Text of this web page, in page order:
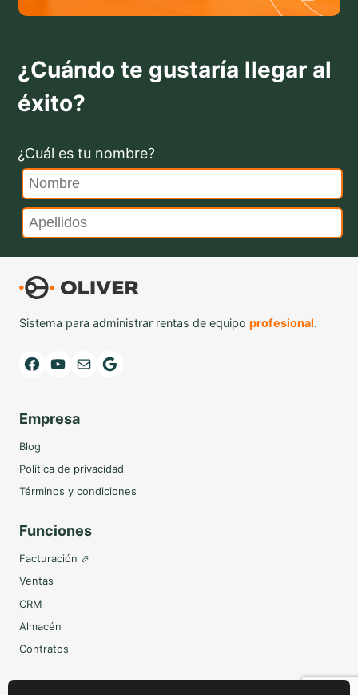
¿Cuándo te gustaría llegar al
éxito?
¿Cuál es tu nombre?
Sistema para administrar rentas de equipo profesional.
Facebook YouTube Mail Google
Empresa
Blog
Política de privacidad
Términos y condiciones
Funciones
Facturación ⬀
Ventas
CRM
Almacén
Contratos